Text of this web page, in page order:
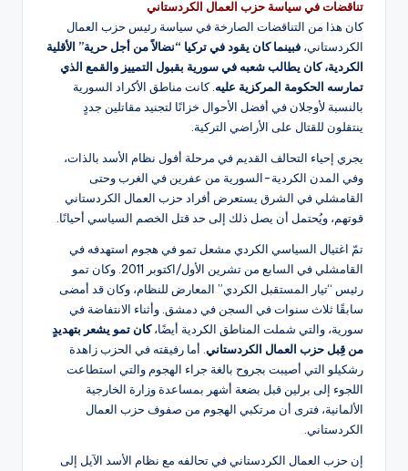
تناقضات في سياسة حزب العمال الكردستاني
كان هذا من التناقضات الصارخة في سياسة رئيس حزب العمال
الكردستاني، فبينما كان يقود في تركيا “نضالاً من أجل حرية” الأقلية
الكردية، كان يطالب شعبه في سورية بقبول التمييز والقمع الذي
تمارسه الحكومة المركزية عليه . كانت مناطق الأكراد السورية
بالنسبة لأوجلان في أفضل الأحوال خزانًا لتجنيد مقاتلين جددٍ
ينتقلون للقتال على الأراضي التركية.
يجري إحياء التحالف القديم في مرحلة أفول نظام الأسد بالذات،
وفي المدن الكردية-السورية من عفرين في الغرب وحتى
القامشلي في الشرق يستعرض أفراد حزب العمال الكردستاني
قوتهم، ويُحتمل أن يصل ذلك إلى حد قتل الخصم السياسي أحيانًا.
تمّ اغتيال السياسي الكردي مشعل تمو في هجوم استهدفه في
القامشلي في السابع من تشرين الأول/اكتوبر 2011. وكان تمو
رئيس “تيار المستقبل الكردي” المعارض للنظام، وكان قد أمضى
سابقًا ثلاث سنوات في السجن في دمشق. وأثناء الانتفاضة في
سورية، والتي شملت المناطق الكردية أيضًا،كان تمو يشعر بتهديدٍ
من قِبل حزب العمال الكردستاني . أما رفيقته في الحزب زاهدة
رشكيلو التي أصيبت بجروح بالغة جراء الهجوم والتي استطاعت
اللجوء إلى برلين قبل بضعة أشهر بمساعدة وزارة الخارجية
الألمانية، فترى أن مرتكبي الهجوم من صفوف حزب العمال
الكردستاني.
إن حزب العمال الكردستاني في تحالفه مع نظام الأسد الآيل إلى